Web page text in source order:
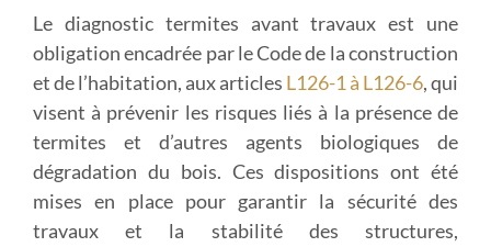
Le diagnostic termites avant travaux est une
obligation encadrée par le Code de la construction
et de l’habitation, aux articles L126-1 à L126-6, qui
visent à prévenir les risques liés à la présence de
termites et d’autres agents biologiques de
dégradation du bois. Ces dispositions ont été
mises en place pour garantir la sécurité des
travaux et la stabilité des structures,